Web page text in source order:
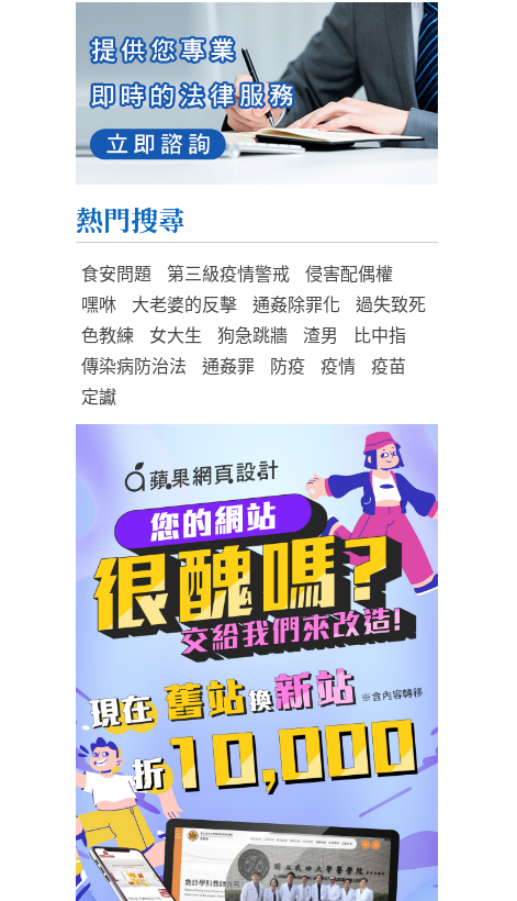
熱門搜尋
食安問題 第三級疫情警戒
侵害配偶權
嘿咻
大老婆的反擊 通姦除罪化
過失致死
色教練
女大生 狗急跳牆 渣男
比中指
傳染病防治法
通姦罪 防疫 疫情
疫苗
定讞